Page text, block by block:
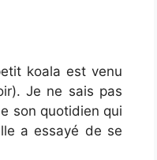
koala est venu
Je ne sais pas
son quotidien qui
a essayé de se